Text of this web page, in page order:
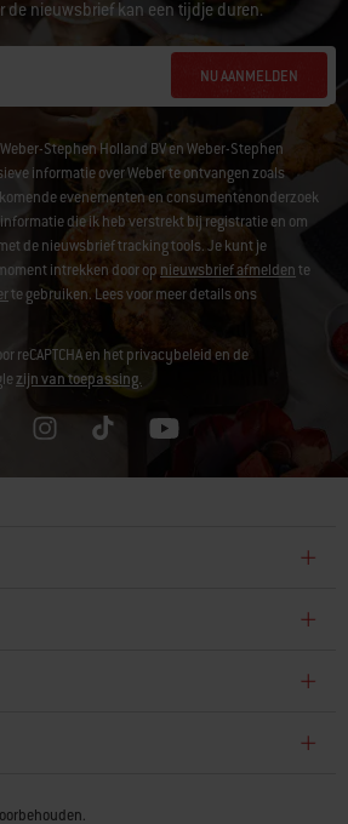
de nieuwsbrief kan een tijdje duren.
NU AANMELDEN
Stephen Holland BV en Weber-Stephen
informatie over Weber te ontvangen zoals
evenementen en consumentenonderzoek
die ik heb verstrekt bij registratie en om
de nieuwsbrief tracking tools. Je kunt je
intrekken door op nieuwsbrief afmeldente
te gebruiken. Lees voor meer details ons
reCAPTCHA en het privacybeleid en de
zijn van toepassing.